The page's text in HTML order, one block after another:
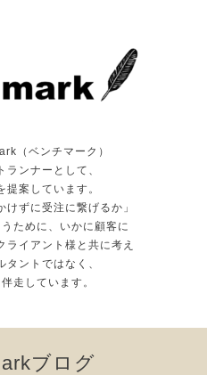
（ベンチマーク）
ランナーとして、
提案しています。
けずに受注に繋げるか」
ために、いかに顧客に
ライアント様と共に考え
タントではなく、
走しています。
ブログ